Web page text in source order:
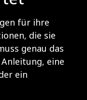
für ihre
die sie
genau das
eine
ein